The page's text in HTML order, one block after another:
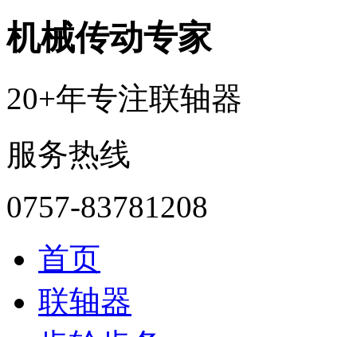
机械传动专家
20+年专注联轴器
服务热线
0757-83781208
首页
联轴器